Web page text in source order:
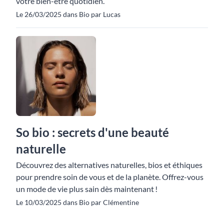
Le 26/03/2025 dans Bio par Lucas
So bio : secrets d'une beauté
naturelle
Découvrez des alternatives naturelles, bios et éthiques
pour prendre soin de vous et de la planète. Offrez-vous
un mode de vie plus sain dès maintenant !
Le 10/03/2025 dans Bio par Clémentine